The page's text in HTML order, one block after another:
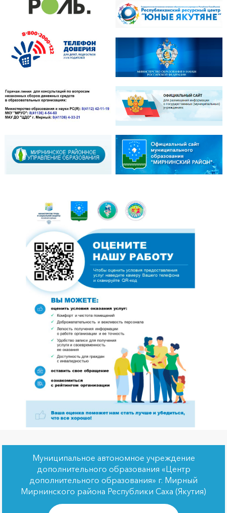
Муниципальное автономное учреждение
дополнительного образования «Центр
дополнительного образования» г. Мирный
Мирнинского района Республики Саха (Якутия)